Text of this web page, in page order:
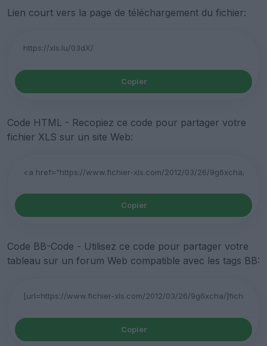
Lien court vers la page de téléchargement du fichier:
Copier
Code HTML - Recopiez ce code pour partager votre
fichier XLS sur un site Web:
Copier
Code BB-Code - Utilisez ce code pour partager votre
tableau sur un forum Web compatible avec les tags BB:
Copier